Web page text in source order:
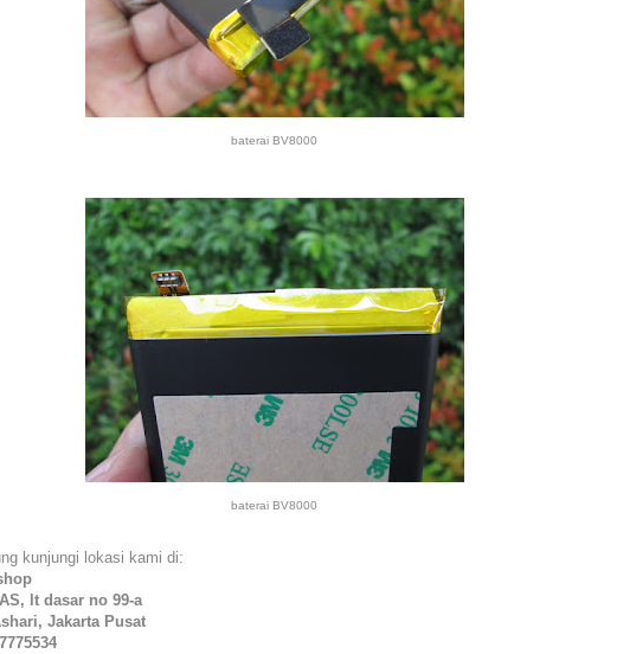
baterai BV8000
baterai BV8000
kunjungi lokasi kami di:
lt dasar no 99-a
Jakarta Pusat